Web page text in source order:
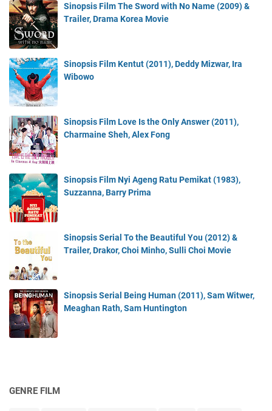
Sinopsis Film The Sword with No Name (2009) &
Trailer, Drama Korea Movie
Sinopsis Film Kentut (2011), Deddy Mizwar, Ira
Wibowo
Sinopsis Film Love Is the Only Answer (2011),
Charmaine Sheh, Alex Fong
Sinopsis Film Nyi Ageng Ratu Pemikat (1983),
Suzzanna, Barry Prima
Sinopsis Serial To the Beautiful You (2012) &
Trailer, Drakor, Choi Minho, Sulli Choi Movie
Sinopsis Serial Being Human (2011), Sam Witwer,
Meaghan Rath, Sam Huntington
GENRE FILM